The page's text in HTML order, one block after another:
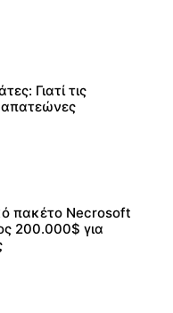
Γιατί τις
απατεώνες
πακέτο Necrosoft
200.000$ για